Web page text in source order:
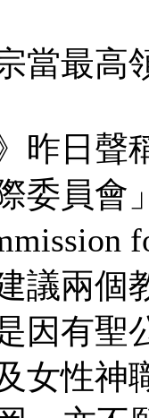
當最高
昨日
委員會
議兩個
因有聖
女性神